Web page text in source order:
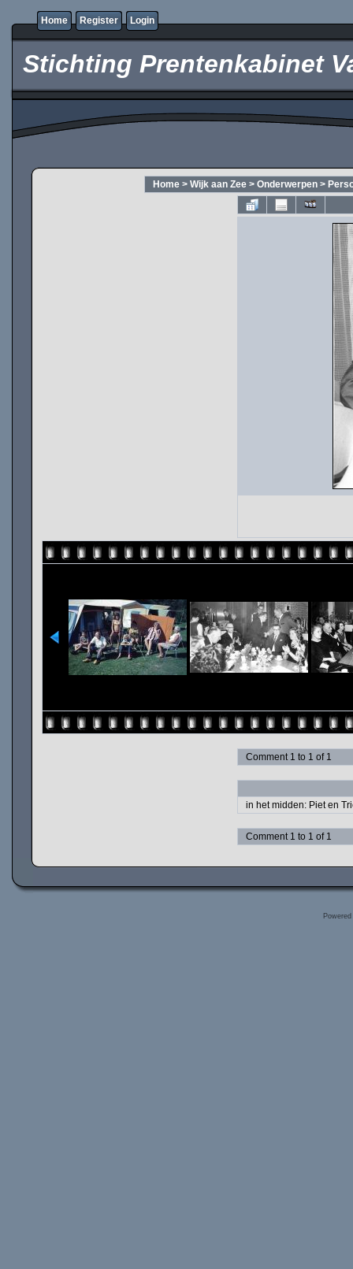
Home Register Login
Stichting Prentenkabinet
Home > Wijk aan Zee > Onderwerpen >
Comment 1 to 1 of 1
in het midden: Piet en
Comment 1 to 1 of 1